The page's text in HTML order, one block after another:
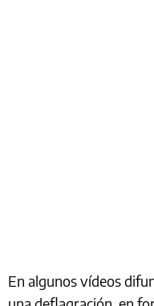
En algunos vídeos